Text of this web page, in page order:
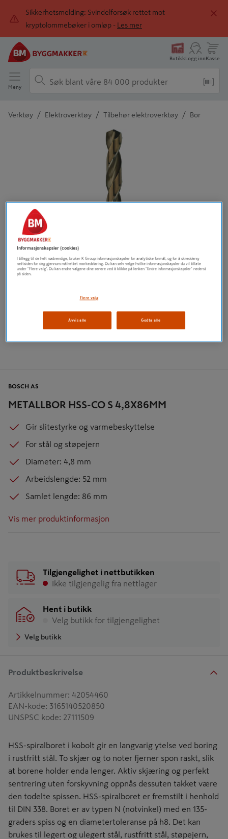
Sikkerhetsmelding: Svindelforsøk rettet mot
kryptolommebøker i omløp -
Les mer
ButikkLogg innKasse
Meny
Verktøy / Elektroverktøy / Tilbehør elektroverktøy / Bor
Detaljert beskrivelse finnes i produktbeskrivelsen
METALLBOR HSS-CO S 4,8X86MM
BOSCH AS
Gir slitestyrke og varmebeskyttelse
For stål og støpejern
Diameter: 4,8 mm
Arbeidslengde: 52 mm
Samlet lengde: 86 mm
Vis mer produktinformasjon
Tilgjengelighet i nettbutikken
Ikke tilgjengelig fra nettlager
Hent i butikk
Velg butikk for tilgjengelighet
Velg butikk
Produktbeskrivelse
Artikkelnummer: 42054460
EAN-kode: 3165140520850
UNSPSC kode: 27111509
HSS-spiralboret i kobolt gir en langvarig ytelse ved boring
i rustfritt stål. To skjær og to noter fjerner spon raskt, slik
at borene holder enda lenger. Aktiv skjæring og perfekt
sentrering uten forskyvning oppnås dessuten takket være
den todelte spissen. HSS-spiralboret er fremstilt i henhold
til DIN 338. Boret er av typen N (notvinkel) med en 135-
graders spiss og en diametertoleranse på h8. Det kan
brukes til legert og ulegert stål, rustfritt stål, støpejern,
Informasjonskapsler (cookies)
I tillegg til de helt nødvendige, bruker K Group informasjonskapsler for analytiske formål, og for å skreddersy
nettsiden for deg gjennom målrettet markedsføring. Du kan selv velge hvilke informasjonskapsler du vil tillate
under "Flere valg". Du kan endre valgene dine senere ved å klikke på lenken "Endre informasjonskapsler" nederst
på siden.
Flere valg
Avvis alle Godta alle